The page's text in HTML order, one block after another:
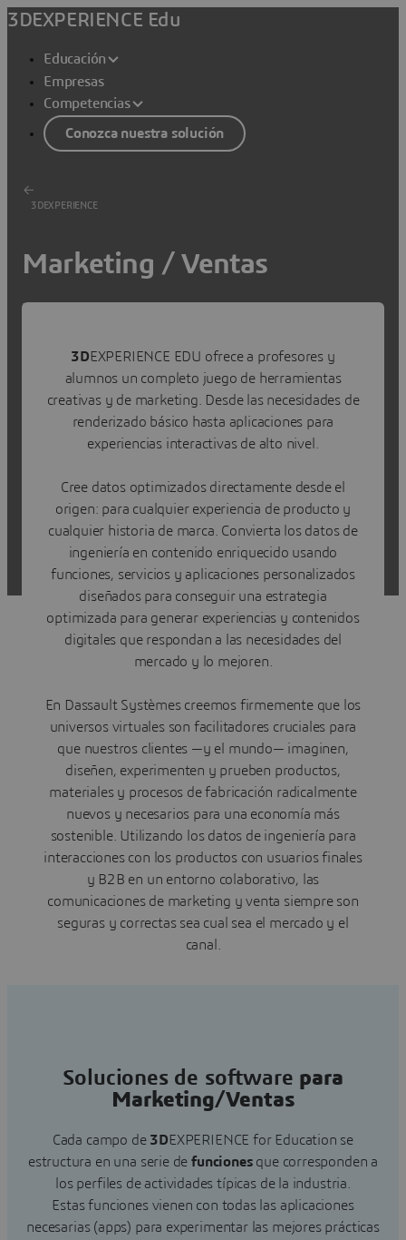
3DEXPERIENCE Edu
Educación
Empresas
Competencias
Conozca nuestra solución
3DEXPERIENCE
Marketing / Ventas
Presente su proyecto como los profesionales: pase de
RECIBIR UN PRESUPUESTO
3DEXPERIENCE EDU ofrece a profesores y
alumnos un completo juego de herramientas
creativas y de marketing. Desde las necesidades de
renderizado básico hasta aplicaciones para
experiencias interactivas de alto nivel.
Cree datos optimizados directamente desde el
origen: para cualquier experiencia de producto y
cualquier historia de marca. Convierta los datos de
ingeniería en contenido enriquecido usando
funciones, servicios y aplicaciones personalizados
diseñados para conseguir una estrategia
optimizada para generar experiencias y contenidos
digitales que respondan a las necesidades del
mercado y lo mejoren.
En Dassault Systèmes creemos firmemente que los
universos virtuales son facilitadores cruciales para
que nuestros clientes —y el mundo— imaginen,
diseñen, experimenten y prueben productos,
materiales y procesos de fabricación radicalmente
nuevos y necesarios para una economía más
sostenible. Utilizando los datos de ingeniería para
interacciones con los productos con usuarios finales
y B2B en un entorno colaborativo, las
comunicaciones de marketing y venta siempre son
seguras y correctas sea cual sea el mercado y el
canal.
Soluciones de software para
Marketing/Ventas
Cada campo de 3DEXPERIENCE for Education se
estructura en una serie defuncionesque corresponden a
los perfiles de actividades típicas de la industria.
Estas funciones vienen con todas las aplicaciones
necesarias (apps) para experimentar las mejores prácticas